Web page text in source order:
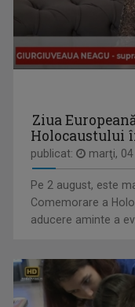
PRIDVOARELE
Emisiune cu specific
Ziua
Holocaustului
publicat: marţi,
Pe 2 august, este
Comemorare a
aducere aminte a